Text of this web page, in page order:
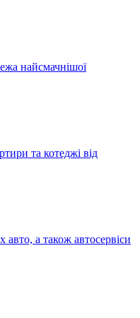
найсмачнішої
та котеджі від
а також автосервіси